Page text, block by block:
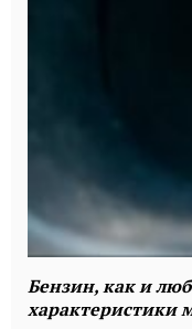
Бензин, как и
характеристики